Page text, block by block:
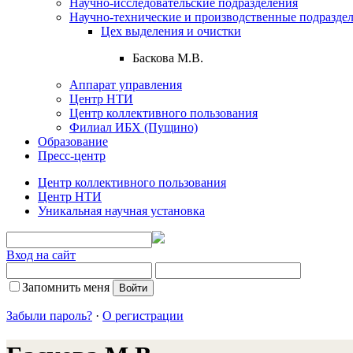
Научно-технические и производственные
Цех выделения и очистки
Баскова М.В.
Аппарат управления
Центр НТИ
Центр коллективного пользования
Филиал ИБХ (Пущино)
Образование
Пресс-центр
Центр коллективного пользования
Центр НТИ
Уникальная научная установка
Вход на сайт
Запомнить меня
Забыли пароль? · О регистрации